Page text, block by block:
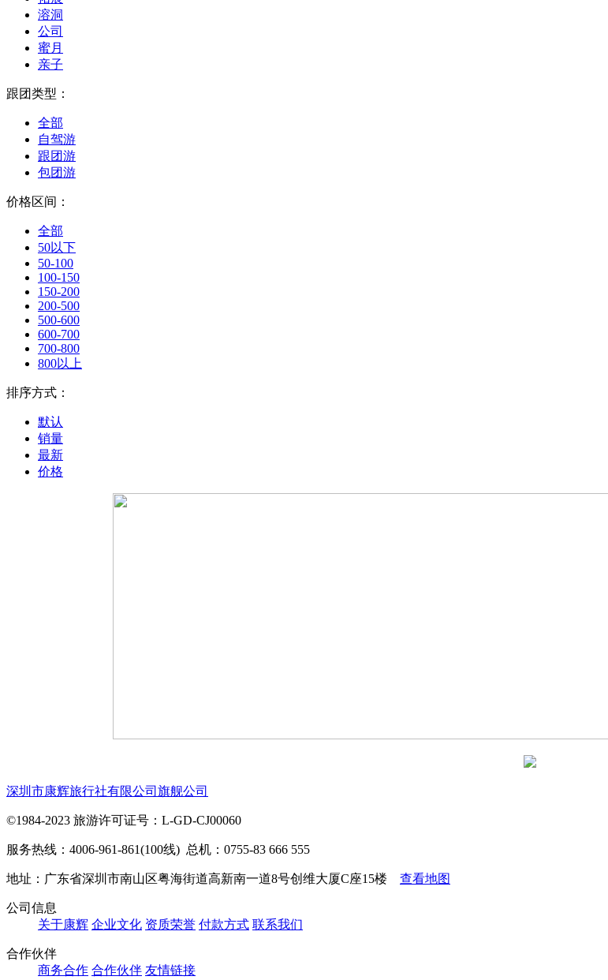
溶洞
公司
蜜月
亲子
跟团类型：
全部
自驾游
跟团游
包团游
价格区间：
全部
50以下
50-100
100-150
150-200
200-500
500-600
600-700
700-800
800以上
排序方式：
默认
销量
最新
价格
深圳市康辉旅行社有限公司旗舰公司
©1984-2023 旅游许可证号：L-GD-CJ00060
服务热线：4006-961-861(100线) 总机：0755-83 666 555
地址：广东省深圳市南山区粤海街道高新南一道8号创维大厦C座15楼 查看地图
公司信息
关于康辉 企业文化 资质荣誉 付款方式 联系我们
合作伙伴
商务合作 合作伙伴 友情链接